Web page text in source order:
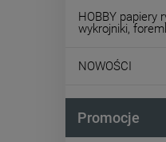
HOBBY papiery
wykrojniki,
NOWOŚCI
Promocje